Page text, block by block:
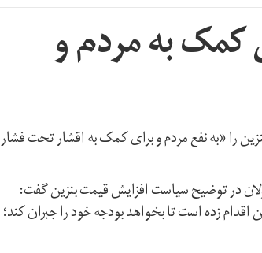
کمک به مردم و
را «به نفع مردم و برای کمک به اقشار تحت فشار
و مسئولان در توضیح سیاست افزایش قیمت بنزین گفت:
زده است تا بخواهد بودجه خود را جبران کند؛